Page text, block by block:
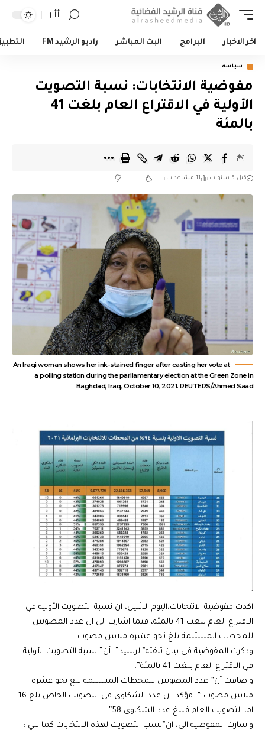
أأ
اخر الاخبار البرامج البث المباشر راديو الرشيد FM
سياسة
مفوضية الانتخابات: نسبة التصويت
الأولية في الاقتراع العام بلغت 41
بالمئة
قبل 5 سنوات 11 مشاهدات
An Iraqi woman shows her ink-stained finger after casting her vote at
a polling station during the parliamentary election at the Green Zone in
Baghdad, Iraq, October 10, 2021. REUTERS/Ahmed Saad
اكدت مفوضية الانتخابات،اليوم الاثنين، ان نسبة التصويت الأولية في
الاقتراع العام بلغت 41 بالمئة، فيما اشارت الى ان عدد المصوتين
للمحطات المستلمة بلغ نحو عشرة ملايين مصوت.
وذكرت المفوضية في بيان تلقته”الرشيد”، أن” نسبة التصويت الأولية
في الاقتراع العام بلغت 41 بالمئة”.
واضافت أن” عدد المصوتين للمحطات المستلمة بلغ نحو عشرة
ملايين مصوت “، مؤكدا ان عدد الشكاوى في التصويت الخاص بلغ 16
اما التصويت العام فبلغ عدد الشكاوى 58″.
واشارت المفوضية الى، ان”نسب التصويت لهذه الانتخابات كما يلي :